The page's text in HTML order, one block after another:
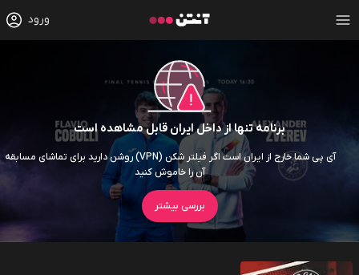
ورود
برنامه تنها از داخل ایران قابل مشاهده است
آی پی شما خارج از ایران است اگر فیلتر شکن (VPN) روشن دارید برای تماشای مسابقه
آن را خاموش کنید
بررسی بیشتر